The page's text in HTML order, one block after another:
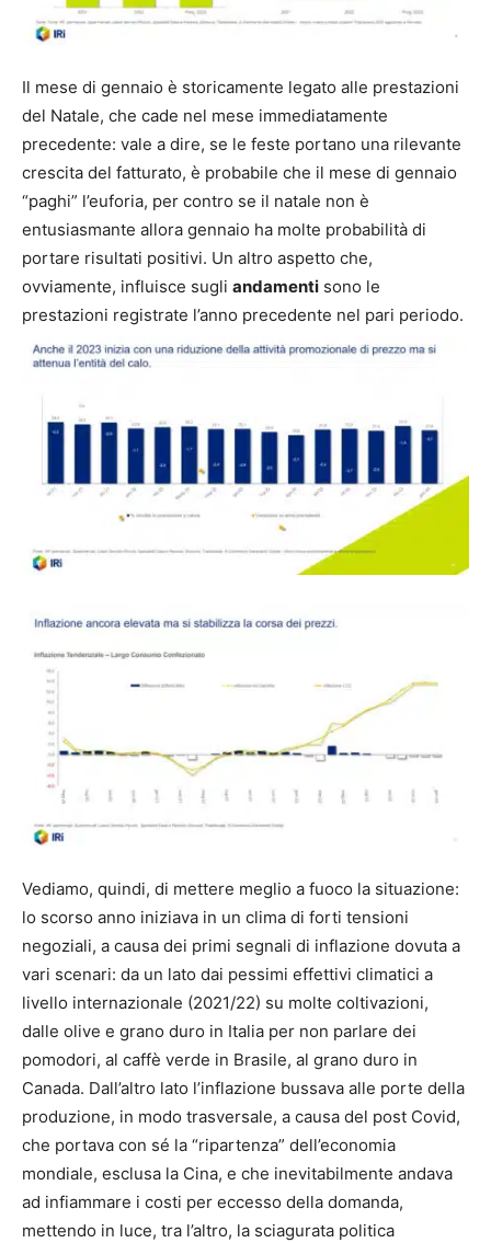
Il mese di gennaio è storicamente legato alle prestazioni
del Natale, che cade nel mese immediatamente
precedente: vale a dire, se le feste portano una rilevante
crescita del fatturato, è probabile che il mese di gennaio
“paghi” l’euforia, per contro se il natale non è
entusiasmante allora gennaio ha molte probabilità di
portare risultati positivi. Un altro aspetto che,
ovviamente, influisce sugli andamenti sono le
prestazioni registrate l’anno precedente nel pari periodo.
Vediamo, quindi, di mettere meglio a fuoco la situazione:
lo scorso anno iniziava in un clima di forti tensioni
negoziali, a causa dei primi segnali di inflazione dovuta a
vari scenari: da un lato dai pessimi effettivi climatici a
livello internazionale (2021/22) su molte coltivazioni,
dalle olive e grano duro in Italia per non parlare dei
pomodori, al caffè verde in Brasile, al grano duro in
Canada. Dall’altro lato l’inflazione bussava alle porte della
produzione, in modo trasversale, a causa del post Covid,
che portava con sé la “ripartenza” dell’economia
mondiale, esclusa la Cina, e che inevitabilmente andava
ad infiammare i costi per eccesso della domanda,
mettendo in luce, tra l’altro, la sciagurata politica